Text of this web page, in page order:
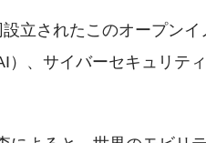
立されたこのオープン
、サイバーセキュリテ